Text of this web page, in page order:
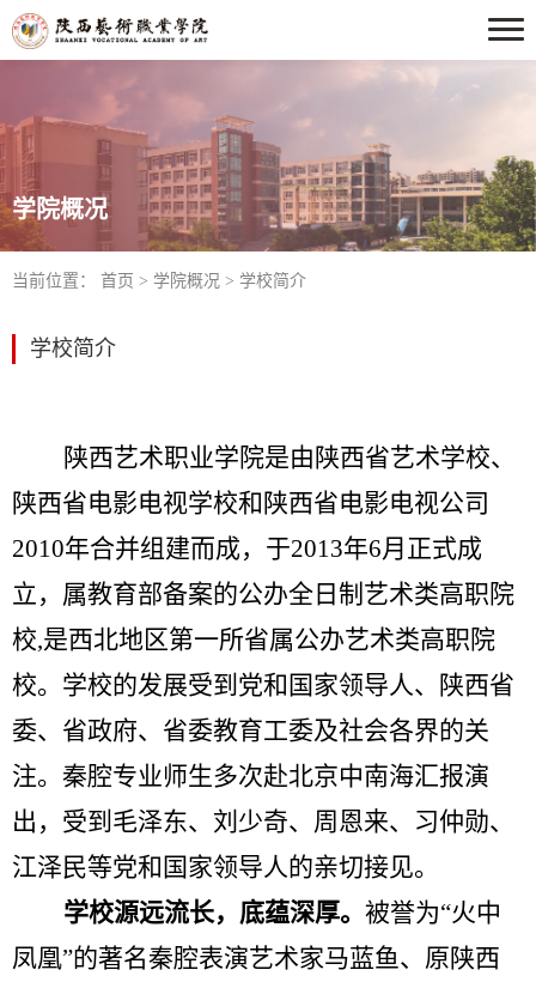
学院概况
当前位置： 首页 > 学院概况 > 学校简介
学校简介
陕西艺术职业学院是由陕西省艺术学校、
陕西省电影电视学校和陕西省电影电视公司
2010年合并组建而成，于2013年6月正式成
立，属教育部备案的公办全日制艺术类高职院
校,是西北地区第一所省属公办艺术类高职院
校。 学校的发展受到党和国家领导人、陕西省
委、省政府、省委教育工委及社会各界的关
注。秦腔专业师生多次赴北京中南海汇报演
出，受到毛泽东、刘少奇、周恩来、习仲勋、
江泽民等党和国家领导人的亲切接见。
学校源远流长，底蕴深厚。 被誉为“火中
凤凰”的著名秦腔表演艺术家马蓝鱼、原陕西